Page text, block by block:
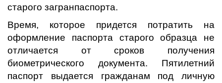
старого загранпаспорта.
Время, которое придется потратить на
оформление паспорта старого образца не
отличается от сроков получения
биометрического документа. Пятилетний
паспорт выдается гражданам под личную